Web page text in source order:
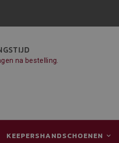
na bestelling.
KEEPERSHANDSCHOENEN